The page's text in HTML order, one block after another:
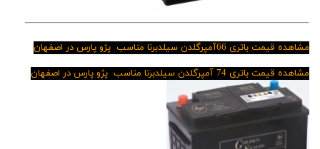
مشاهده قیمت باتری 66آمپرگلدن سیلدبرنا مناسب پژو پارس در اصفهان
مشاهده قیمت باتری 74 آمپرگلدن سیلدبرنا مناسب پژو پارس در اصفهان